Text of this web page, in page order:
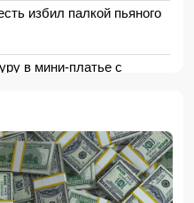
избил палкой пьяного
в мини-платье с
мужчина погиб от
в результате оползней и
ВИДЕО